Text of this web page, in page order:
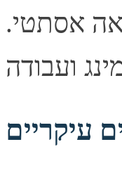
אסתטי.
עיקריים